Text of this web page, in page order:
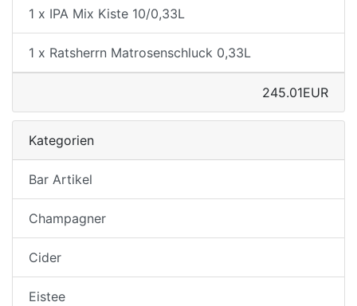
1 x IPA Mix Kiste 10/0,33L
1 x Ratsherrn Matrosenschluck 0,33L
245.01EUR
Kategorien
Bar Artikel
Champagner
Cider
Eistee